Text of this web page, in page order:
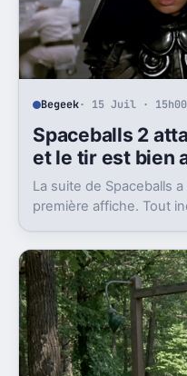
Begeek· 15 Juil · 15h00
Spaceballs 2
et le tir est bien
La suite de Spaceballs
première affiche. Tout